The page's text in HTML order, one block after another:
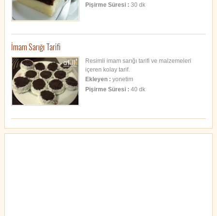
Pişirme Süresi : 30 dk
İmam Sarığı Tarifi
Resimli imam sarığı tarifi ve malzemeleri
içeren kolay tarif.
Ekleyen : yonetim
Pişirme Süresi : 40 dk